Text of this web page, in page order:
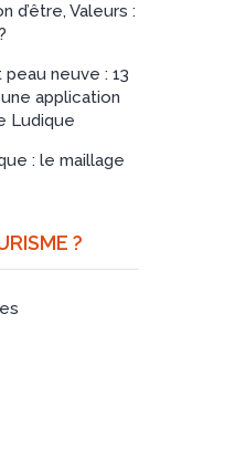
d’être, Valeurs :
peau neuve : 13
application
Ludique
: le maillage
?